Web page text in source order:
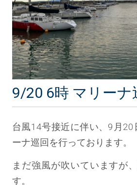
9/20 6時 マリーナ
台風14号接近に伴い、9月20
ーナ巡回を行っております。
まだ強風が吹いていますが
す。